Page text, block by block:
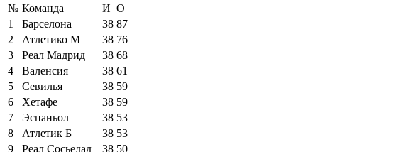
№ Команда И О
1
Барселона 38 87
2
Атлетико М 38 76
3
Реал Мадрид 38 68
4
Валенсия 38 61
5
Севилья 38 59
6
Хетафе 38 59
7
Эспаньол 38 53
8
Атлетик Б 38 53
9
Реал Сосьедад 38 50